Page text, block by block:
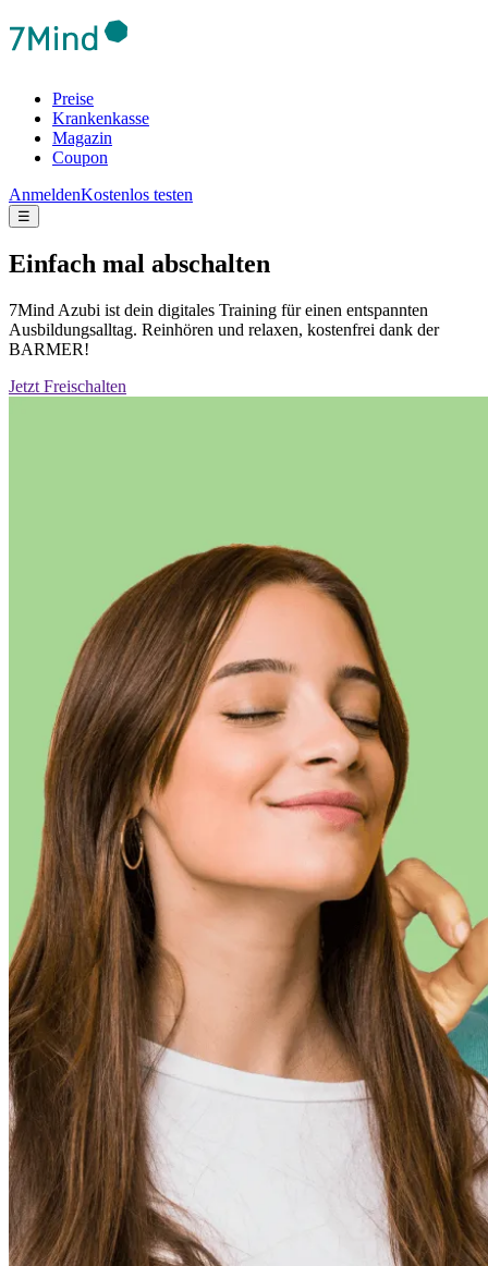
Preise
Krankenkasse
Magazin
Coupon
AnmeldenKostenlos testen
☰
Einfach mal abschalten
7Mind Azubi ist dein digitales Training für einen entspannten
Ausbildungsalltag. Reinhören und relaxen, kostenfrei dank der
BARMER!
Jetzt Freischalten